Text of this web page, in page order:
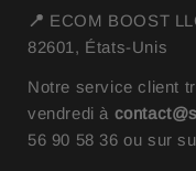
📍 ECOM BOOST
82601, États-Unis
Notre service client
vendredi à
56 90 58 36ou sur